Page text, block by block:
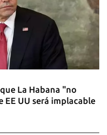
La Habana "no
UU será implacable